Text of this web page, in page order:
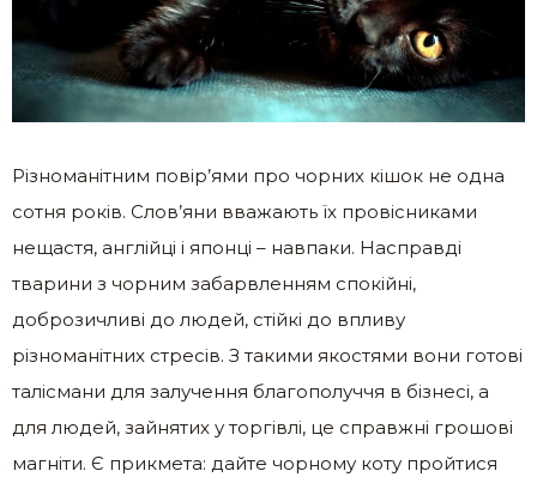
Різноманітним повір’ями про чорних кішок не одна
сотня років. Слов’яни вважають їх провісниками
нещастя, англійці і японці – навпаки. Насправді
тварини з чорним забарвленням спокійні,
доброзичливі до людей, стійкі до впливу
різноманітних стресів. З такими якостями вони готові
талісмани для залучення благополуччя в бізнесі, а
для людей, зайнятих у торгівлі, це справжні грошові
магніти. Є прикмета: дайте чорному коту пройтися